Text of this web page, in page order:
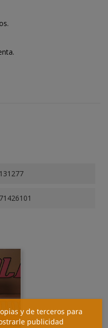
131277
71426101
y de terceros para
publicidad